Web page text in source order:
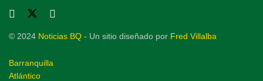
© 2024 Noticias BQ - Un sitio diseñado por Fred Villalba
Barranquilla
Atlántico